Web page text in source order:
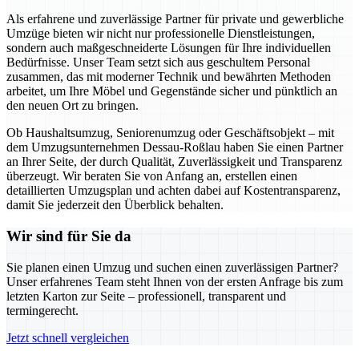
Als erfahrene und zuverlässige Partner für private und gewerbliche
Umzüge bieten wir nicht nur professionelle Dienstleistungen,
sondern auch maßgeschneiderte Lösungen für Ihre individuellen
Bedürfnisse. Unser Team setzt sich aus geschultem Personal
zusammen, das mit moderner Technik und bewährten Methoden
arbeitet, um Ihre Möbel und Gegenstände sicher und pünktlich an
den neuen Ort zu bringen.
Ob Haushaltsumzug, Seniorenumzug oder Geschäftsobjekt – mit
dem Umzugsunternehmen Dessau-Roßlau haben Sie einen Partner
an Ihrer Seite, der durch Qualität, Zuverlässigkeit und Transparenz
überzeugt. Wir beraten Sie von Anfang an, erstellen einen
detaillierten Umzugsplan und achten dabei auf Kostentransparenz,
damit Sie jederzeit den Überblick behalten.
Wir sind für Sie da
Sie planen einen Umzug und suchen einen zuverlässigen Partner?
Unser erfahrenes Team steht Ihnen von der ersten Anfrage bis zum
letzten Karton zur Seite – professionell, transparent und
termingerecht.
Jetzt schnell vergleichen